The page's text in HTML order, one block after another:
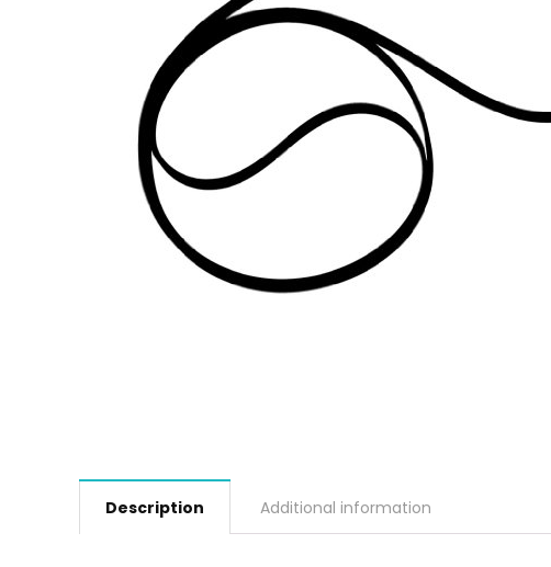
Description Additional information